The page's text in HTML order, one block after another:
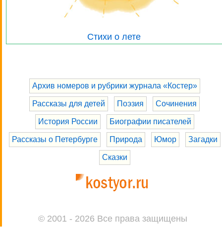
Стихи о лете
Архив номеров и рубрики журнала «Костер»
Рассказы для детей Поэзия Сочинения
История России Биографии писателей
Рассказы о Петербурге Природа Юмор Загадки
Сказки
© 2001 - 2026 Все права защищены